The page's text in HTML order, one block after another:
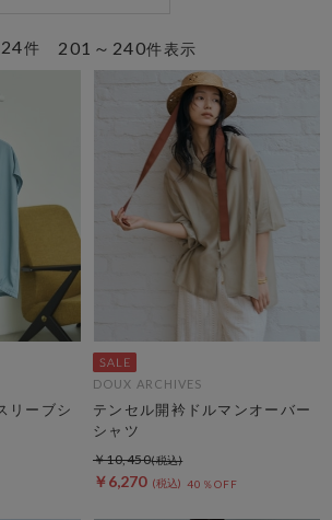
201～240件表示
件
リーブシ
DOUX ARCHIVES
テンセル開衿ドルマンオーバー
シャツ
￥6,270 40％OFF
￥10,450